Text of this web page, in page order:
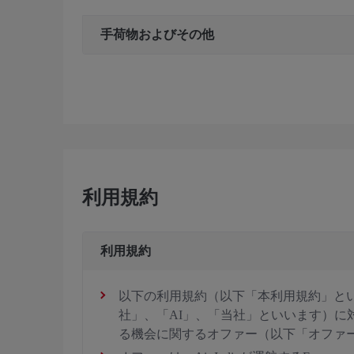
手荷物およびその他
利用規約
利用規約
以下の利用規約（以下「本利用規約」
社」、「AI」、「当社」といいます）に
る機会に関するオファー（以下「オファ